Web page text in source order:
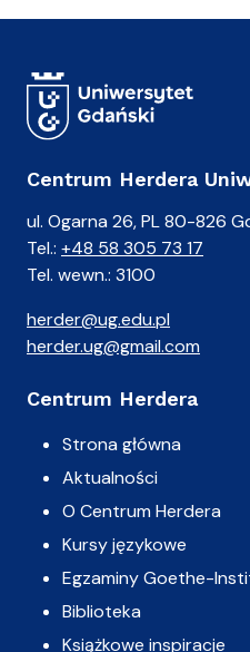
Centrum Herdera
ul. Ogarna 26, PL 80-826
Tel.: +48 58 305 73 17
Tel. wewn.: 3100
herder@ug.edu.pl
herder.ug@gmail.com
Centrum Herdera
Strona główna
Aktualności
O Centrum Herdera
Kursy językowe
Egzaminy Goethe-
Biblioteka
Książkowe inspiracje